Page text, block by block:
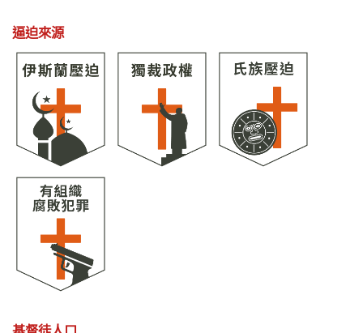
逼迫來源